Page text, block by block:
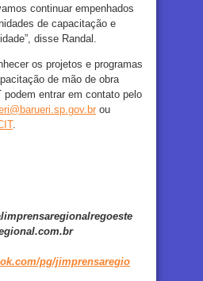
continuar empenhados
de capacitação e
disse Randal.
os projetos e programas
de mão de obra
podem entrar em contato pelo
ou
.
pg/jimprensaregio